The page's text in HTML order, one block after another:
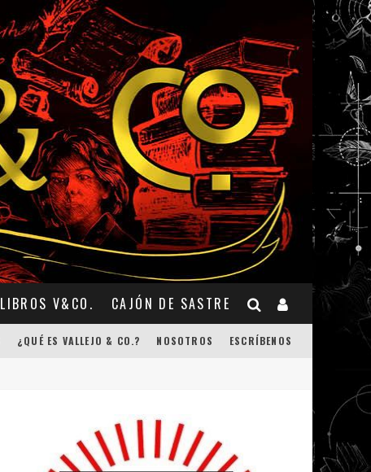
LIBROS V&CO. CAJÓN DE SASTRE
¿QUÉ ES VALLEJO & CO.? NOSOTROS ESCRÍBENOS